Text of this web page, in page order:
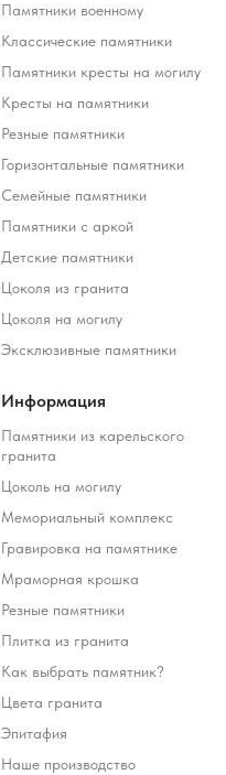
Памятники военному
Классические памятники
Памятники кресты на могилу
Кресты на памятники
Резные памятники
Горизонтальные памятники
Семейные памятники
Памятники с аркой
Детские памятники
Цоколя из гранита
Цоколя на могилу
Эксклюзивные памятники
Информация
Памятники из карельского
гранита
Цоколь на могилу
Мемориальный комплекс
Гравировка на памятнике
Мраморная крошка
Резные памятники
Плитка из гранита
Как выбрать памятник?
Цвета гранита
Эпитафия
Наше производство